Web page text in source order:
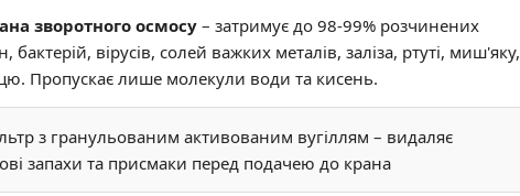
зворотного осмосу – затримує до 98-99% розчинених
бактерій, вірусів, солей важких металів, заліза, ртуті, миш'яку,
Пропускає лише молекули води та кисень.
з гранульованим активованим вугіллям – видаляє
запахи та присмаки перед подачею до крана